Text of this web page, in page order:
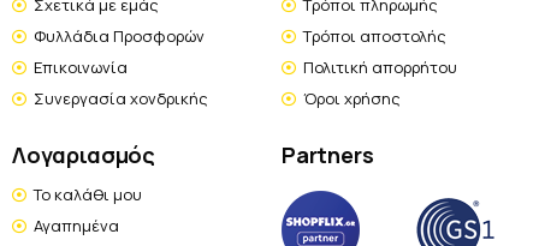
Σχετικά με εμάς
Φυλλάδια Προσφορών
Επικοινωνία
Συνεργασία χονδρικής
Τρόποι πληρωμής
Τρόποι αποστολής
Πολιτική απορρήτου
Όροι χρήσης
Λογαριασμός
Το καλάθι μου
Αγαπημένα
Partners